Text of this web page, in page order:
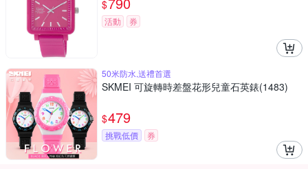
$
活動 券
50米防水,送禮首選
SKMEI 可旋轉時差盤花形兒童石英錶(1483)
$479
挑戰低價 券